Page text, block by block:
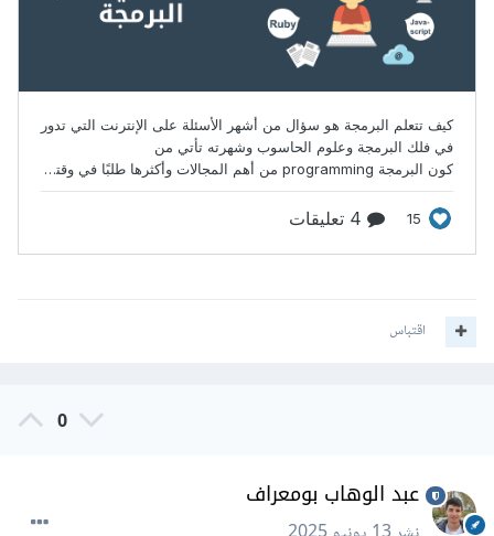
اقتباس
0
عبد الوهاب بومعراف